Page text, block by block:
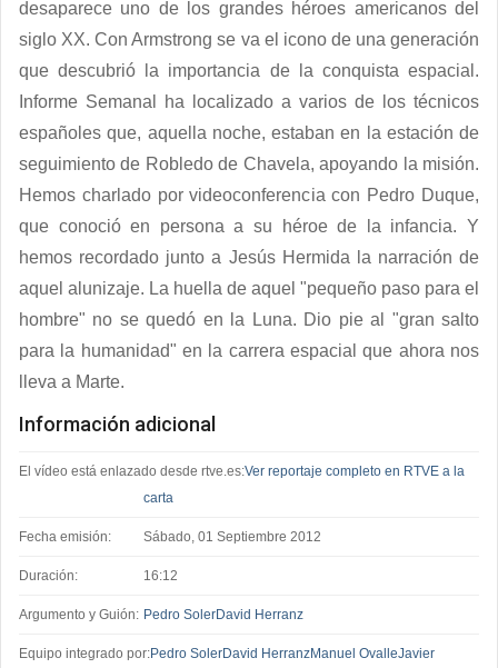
desaparece uno de los grandes héroes americanos del
siglo XX. Con Armstrong se va el icono de una generación
que descubrió la importancia de la conquista espacial.
Informe Semanal ha localizado a varios de los técnicos
españoles que, aquella noche, estaban en la estación de
seguimiento de Robledo de Chavela, apoyando la misión.
Hemos charlado por videoconferencia con Pedro Duque,
que conoció en persona a su héroe de la infancia. Y
hemos recordado junto a Jesús Hermida la narración de
aquel alunizaje. La huella de aquel "pequeño paso para el
hombre" no se quedó en la Luna. Dio pie al "gran salto
para la humanidad" en la carrera espacial que ahora nos
lleva a Marte.
Información adicional
El vídeo está enlazado desde rtve.es:Ver reportaje completo en RTVE a la
carta
Fecha emisión: Sábado, 01 Septiembre 2012
Duración: 16:12
Argumento y Guión: Pedro SolerDavid Herranz
Equipo integrado por:Pedro SolerDavid HerranzManuel OvalleJavier